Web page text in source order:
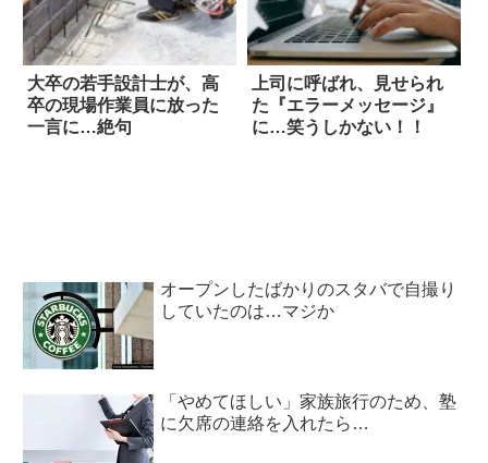
大卒の若手設計士が、高
卒の現場作業員に放った
一言に…絶句
上司に呼ばれ、見せられ
た『エラーメッセージ』
に…笑うしかない！！
オープンしたばかりのスタバで自撮り
していたのは…マジか
「やめてほしい」家族旅行のため、塾
に欠席の連絡を入れたら…